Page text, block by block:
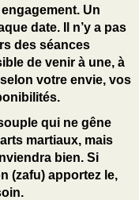
Un
date. Il n’y a pas
des séances
de venir à une, à
votre envie, vos
qui ne gêne
martiaux, mais
bien. Si
(zafu) apportez le,